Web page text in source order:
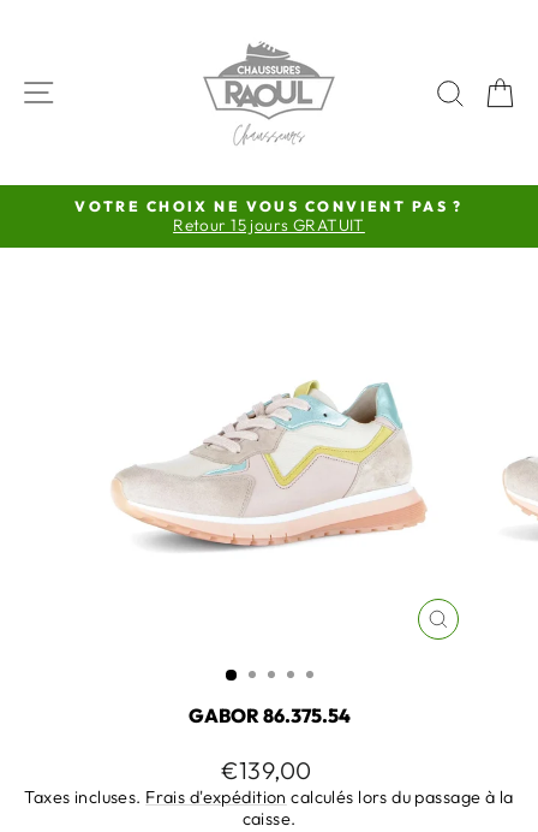
NAVIGATION
Diaporama
Pause
VOTRE CHOIX NE VOUS CONVIENT PAS ?
Retour 15 jours GRATUIT
FERMER
GABOR 86.375.54
Prix
régulier
€139,00
Taxes incluses. Frais d'expédition calculés lors du passage à la
caisse.